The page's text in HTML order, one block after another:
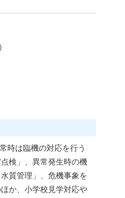
時は臨機の対応を行う
検」、異常発生時の機
質管理」、危機事象を
か、小学校見学対応や